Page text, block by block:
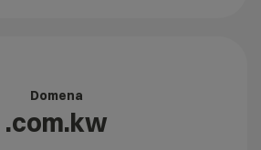
Domena
.com.kw